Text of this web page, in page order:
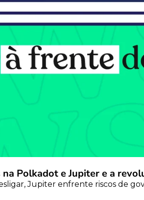
Polkadot e Jupiter e a
Jupiter enfrente riscos de